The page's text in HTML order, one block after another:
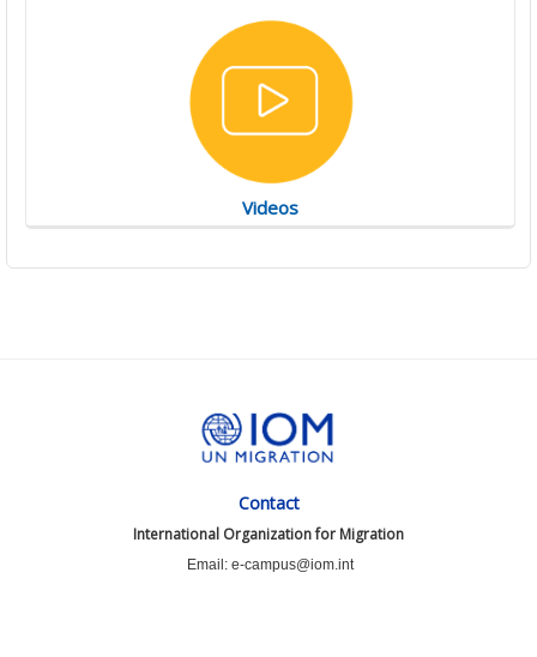
Videos
Contact
International Organization for Migration
Email: e-campus@iom.int